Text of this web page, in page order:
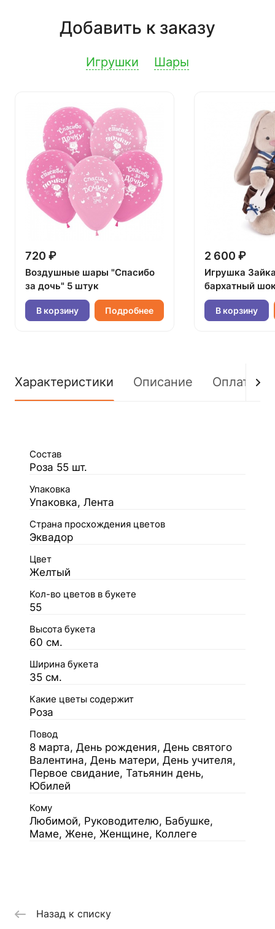
Добавить к заказу
Игрушки Шары
720 ₽
Воздушные шары "Спасибо
за дочь" 5 штук
В корзину Подробнее
2 600 ₽
Игрушка
бархатный
В корзину
Характеристики Описание Оплата
Состав
Роза 55 шт.
Упаковка
Упаковка, Лента
Страна просхождения цветов
Эквадор
Цвет
Желтый
Кол-во цветов в букете
55
Высота букета
60 см.
Ширина букета
35 см.
Какие цветы содержит
Роза
Повод
8 марта, День рождения, День святого
Валентина, День матери, День учителя,
Первое свидание, Татьянин день,
Юбилей
Кому
Любимой, Руководителю, Бабушке,
Маме, Жене, Женщине, Коллеге
Назад к списку